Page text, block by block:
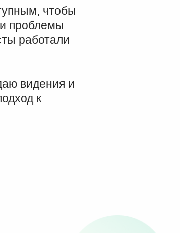
чтобы
проблемы
работали
видения и
к